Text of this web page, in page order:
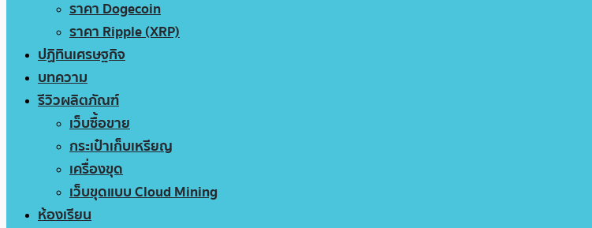
ราคา Dogecoin
ราคา Ripple (XRP)
ปฏิทินเศรษฐกิจ
บทความ
รีวิวผลิตภัณฑ์
เว็บซื้อขาย
กระเป๋าเก็บเหรียญ
เครื่องขุด
เว็บขุดแบบ Cloud Mining
ห้องเรียน